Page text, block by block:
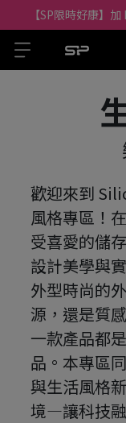
【SP限時好康】
歡迎來到
風格專區！
受喜愛的儲
設計美學與
外型時尚的
源，還是質
一款產品都
品。本專區
與生活風格
境—讓科技